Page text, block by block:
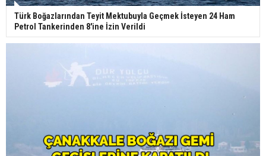
Türk Boğazlarından Teyit Mektubuyla Geçmek İsteyen 24 Ham
Petrol Tankerinden 8'ine İzin Verildi